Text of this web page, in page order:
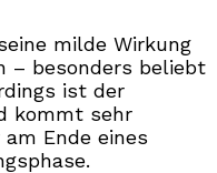
milde Wirkung
– besonders beliebt
ist der
kommt sehr
Ende eines